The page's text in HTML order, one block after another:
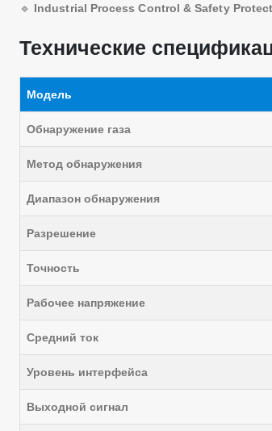
🔹 Industrial Process Control & Safety
Технические
Модель
Обнаружение газа
Метод обнаружения
Диапазон обнаружения
Разрешение
Точность
Рабочее напряжение
Средний ток
Уровень интерфейса
Выходной сигнал